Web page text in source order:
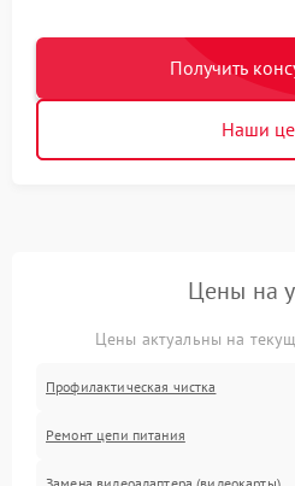
Получить
Наши
Цены на
Цены актуальны на
Профилактическая чистка
Ремонт цепи питания